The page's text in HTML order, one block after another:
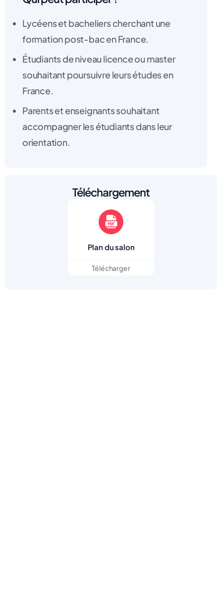
Lycéens et bacheliers cherchant une
formation post-bac en France.
Étudiants de niveau licence ou master
souhaitant poursuivre leurs études en
France.
Parents et enseignants souhaitant
accompagner les étudiants dans leur
orientation.
Téléchargement
Plan du salon
Télécharger